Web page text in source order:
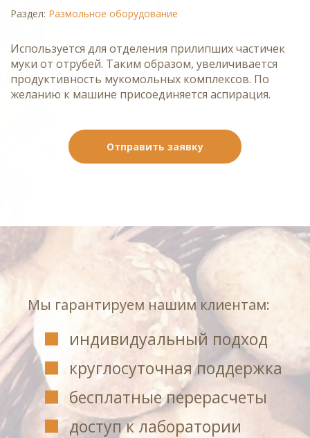
Раздел: Размольное оборудование
Используется для отделения прилипших частичек
муки от отрубей. Таким образом, увеличивается
продуктивность мукомольных комплексов. По
желанию к машине присоединяется аспирация.
Отправить заявку
Мы гарантируем нашим клиентам:
индивидуальный подход
круглосуточная поддержка
бесплатные перерасчеты
доступ к лаборатории